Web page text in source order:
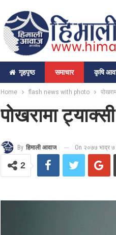
गृहपृष्‍ठ समाचार कृषि
Home flash news with photo
पोखरामा
By हिमाली आवाज On २०७७ भाद्र
2